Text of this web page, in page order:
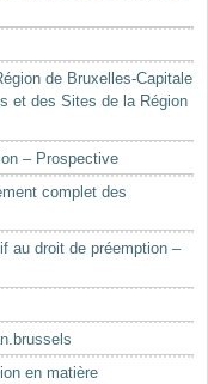
de Bruxelles-Capitale
et des Sites de la Région
– Prospective
complet des
au droit de préemption –
en matière